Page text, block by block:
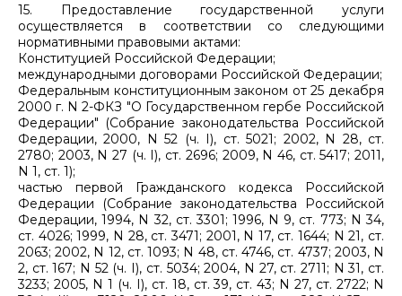
15. Предоставление государственной услуги
осуществляется в соответствии со следующими
нормативными правовыми актами:
Конституцией Российской Федерации;
международными договорами Российской Федерации;
Федеральным конституционным законом от 25 декабря
2000 г. N 2-ФКЗ "О Государственном гербе Российской
Федерации" (Собрание законодательства Российской
Федерации, 2000, N 52 (ч. I), ст. 5021; 2002, N 28, ст.
2780; 2003, N 27 (ч. I), ст. 2696; 2009, N 46, ст. 5417; 2011,
N 1, ст. 1);
частью первой Гражданского кодекса Российской
Федерации (Собрание законодательства Российской
Федерации, 1994, N 32, ст. 3301; 1996, N 9, ст. 773; N 34,
ст. 4026; 1999, N 28, ст. 3471; 2001, N 17, ст. 1644; N 21, ст.
2063; 2002, N 12, ст. 1093; N 48, ст. 4746, ст. 4737; 2003, N
2, ст. 167; N 52 (ч. I), ст. 5034; 2004, N 27, ст. 2711; N 31, ст.
3233; 2005, N 1 (ч. I), ст. 18, ст. 39, ст. 43; N 27, ст. 2722; N